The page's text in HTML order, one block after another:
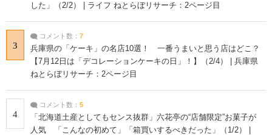
した」（2/2） | ライフ ねとらぼリサーチ：2ページ目
3
コメント数： 7
兵庫県の「ケーキ」の名店10選！ 一番うまいと思う店はどこ？
【7月12日は「デコレーションケーキの日」！】（2/4） | 兵庫県
ねとらぼリサーチ：2ページ目
4
コメント数： 5
「北海道土産としてもセンス抜群」六花亭の“店舗限定”お菓子が
人気 「こんなの初めて」「箱買いするべきだった」（1/2） |